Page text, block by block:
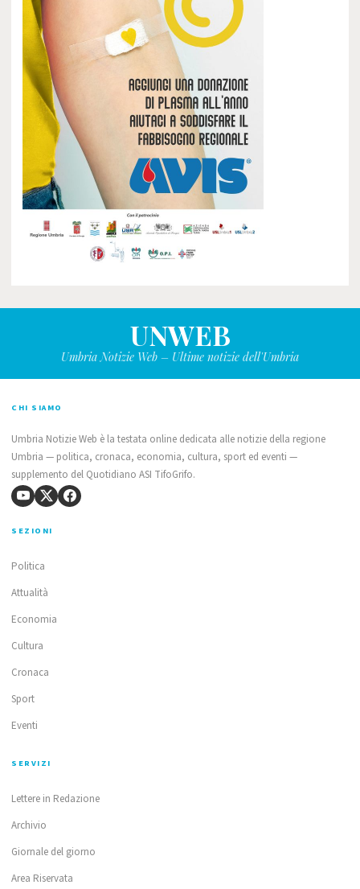
UNWEB
Umbria Notizie Web – Ultime notizie dell'Umbria
CHI SIAMO
Umbria Notizie Web è la testata online dedicata alle notizie della regione
Umbria — politica, cronaca, economia, cultura, sport ed eventi —
supplemento del Quotidiano ASI TifoGrifo.
SEZIONI
Politica
Attualità
Economia
Cultura
Cronaca
Sport
Eventi
SERVIZI
Lettere in Redazione
Archivio
Giornale del giorno
Area Riservata